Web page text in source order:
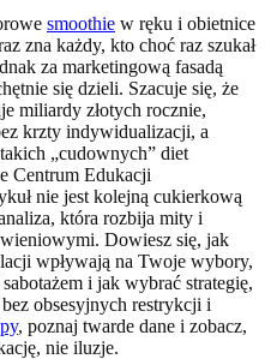
smoothie w ręku i obietnice
zna każdy, kto choć raz szukał
za marketingową fasadą
się dzieli. Szacuje się, że
miliardy złotych rocznie,
krzty indywidualizacji, a
„cudownych” diet
Centrum Edukacji
nie jest kolejną cukierkową
która rozbija mity i
Dowiesz się, jak
wpływają na Twoje wybory,
i jak wybrać strategię,
obsesyjnych restrykcji i
, poznaj twarde dane i zobacz,
nie iluzje.